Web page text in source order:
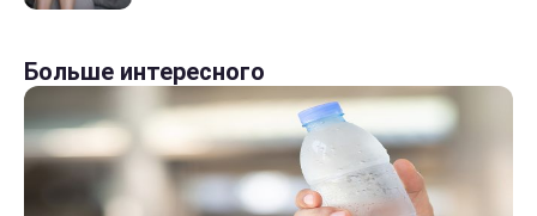
Больше интересного